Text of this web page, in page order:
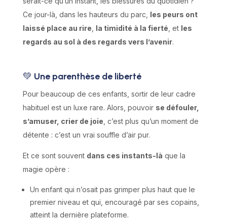
Ce jour-là, dans les hauteurs du parc, les peurs ont
laissé place au rire la timidité à la fierté , et les
regards au sol à des regards vers l’avenir.
💚 Une parenthèse de liberté
Pour beaucoup de ces enfants, sortir de leur cadre
habituel est un luxe rare. Alors, pouvoir se défouler,
s’amuser, crier de joie , c’est plus qu’un moment de
détente : c’est un vrai souffle d’air pur.
Et ce sont souvent dans ces instants-là que la
magie opère :
Un enfant qui n’osait pas grimper plus haut que le
premier niveau et qui, encouragé par ses copains,
atteint la dernière plateforme.